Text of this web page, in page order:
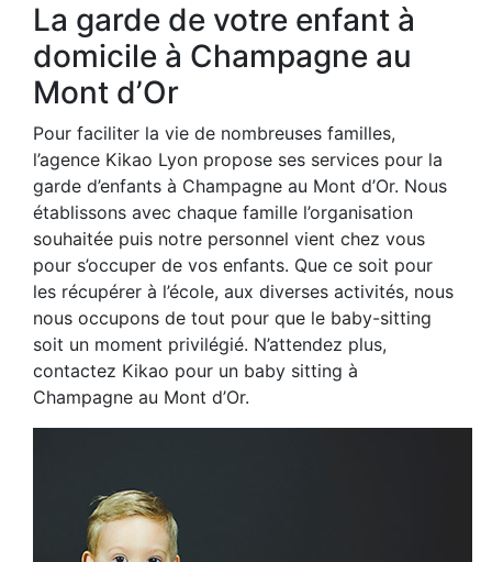
La garde de votre enfant à
domicile à Champagne au
Mont d’Or
Pour faciliter la vie de nombreuses familles,
l’agence Kikao Lyon propose ses services pour la
garde d’enfants à Champagne au Mont d’Or. Nous
établissons avec chaque famille l’organisation
souhaitée puis notre personnel vient chez vous
pour s’occuper de vos enfants. Que ce soit pour
les récupérer à l’école, aux diverses activités, nous
nous occupons de tout pour que le baby-sitting
soit un moment privilégié. N’attendez plus,
contactez Kikao pour un baby sitting à
Champagne au Mont d’Or.